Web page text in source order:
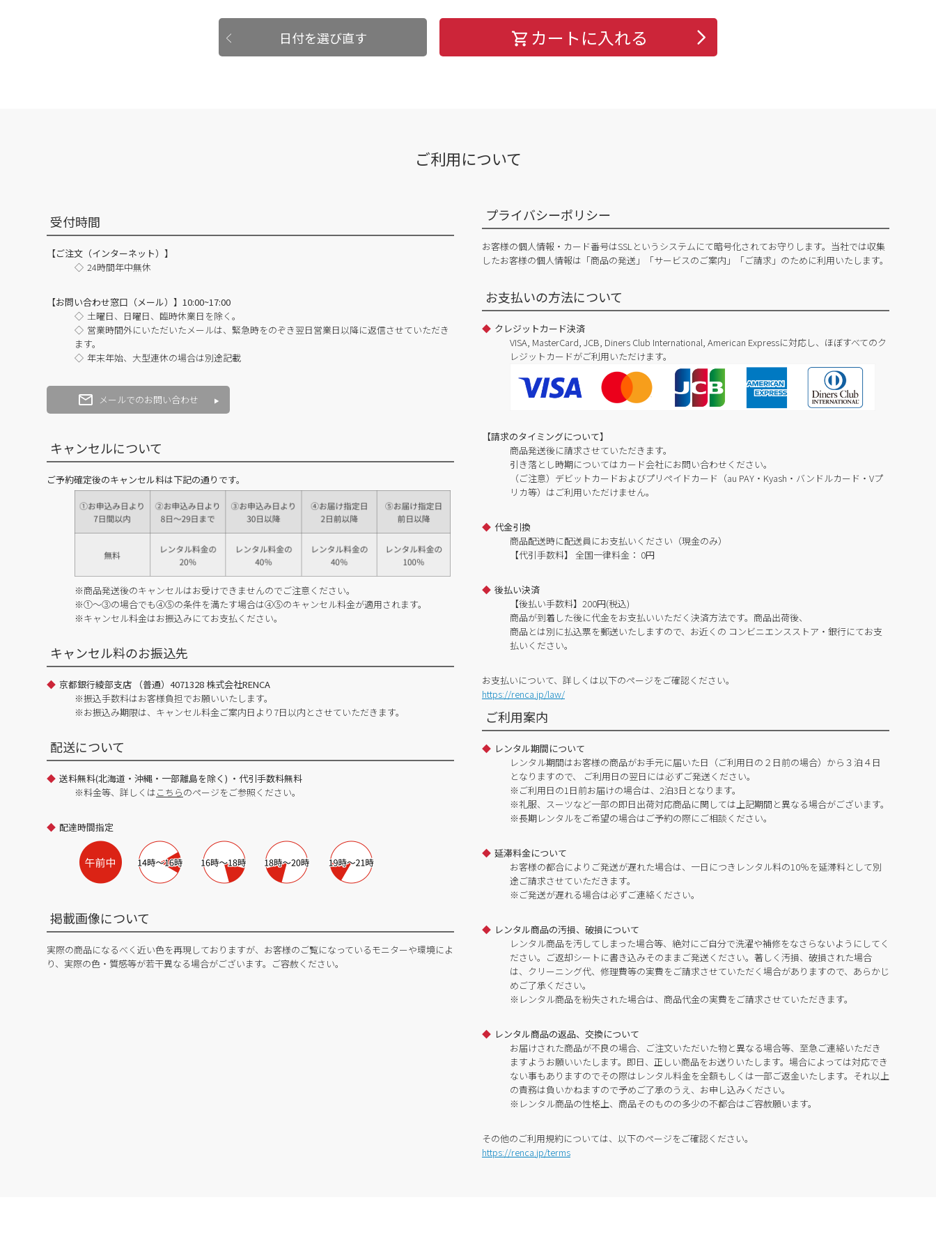
日付を選び直す カートに入れる
ご利用について
受付時間
【ご注文（インターネット）】
24時間年中無休
【お問い合わせ窓口（メール）】10:00~17:00
土曜日、日曜日、臨時休業日を除く。
営業時間外にいただいたメールは、緊急時をのぞき翌日営業日以降に返信させていただき
ます。
年末年始、大型連休の場合は別途記載
メールでのお問い合わせ
キャンセルについて
ご予約確定後のキャンセル料は下記の通りです。
※商品発送後のキャンセルはお受けできませんのでご注意ください。
※①～③の場合でも④⑤の条件を満たす場合は④⑤のキャンセル料金が適用されます。
※キャンセル料金はお振込みにてお支払ください。
キャンセル料のお振込先
京都銀行綾部支店 （普通）4071328 株式会社RENCA
※振込手数料はお客様負担でお願いいたします。
※お振込み期限は、キャンセル料金ご案内日より7日以内とさせていただきます。
配送について
送料無料(北海道・沖縄・一部離島を除く) ・代引手数料無料
※料金等、詳しくはこちらのページをご参照ください。
配達時間指定
掲載画像について
実際の商品になるべく近い色を再現しておりますが、お客様のご覧になっているモニターや環境によ
り、実際の色・質感等が若干異なる場合がございます。ご容赦ください。
プライバシーポリシー
お客様の個人情報・カード番号はSSLというシステムにて暗号化されてお守りします。当社では収集
したお客様の個人情報は「商品の発送」「サービスのご案内」「ご請求」のために利用いたします。
お支払いの方法について
クレジットカード決済
VISA, MasterCard, JCB, Diners Club International, American Expressに対応し、ほぼすべてのク
レジットカードがご利用いただけます。
【請求のタイミングについて】
商品発送後に請求させていただきます。
引き落とし時期についてはカード会社にお問い合わせください。
（ご注意）デビットカードおよびプリペイドカード（au PAY・Kyash・バンドルカード・Vプ
リカ等）はご利用いただけません。
代金引換
商品配送時に配送員にお支払いください（現金のみ）
【代引手数料】 全国一律料金： 0円
後払い決済
【後払い手数料】200円(税込)
商品が到着した後に代金をお支払いいただく決済方法です。商品出荷後、
商品とは別に払込票を郵送いたしますので、お近くの コンビニエンスストア・銀行にてお支
払いください。
お支払いについて、詳しくは以下のページをご確認ください。
https://renca.jp/law/
ご利用案内
レンタル期間について
レンタル期間はお客様の商品がお手元に届いた日（ご利用日の２日前の場合）から３泊４日
となりますので、 ご利用日の翌日には必ずご発送ください。
※ご利用日の1日前お届けの場合は、2泊3日となります。
※礼服、スーツなど一部の即日出荷対応商品に関しては上記期間と異なる場合がございます。
※長期レンタルをご希望の場合はご予約の際にご相談ください。
延滞料金について
お客様の都合によりご発送が遅れた場合は、一日につきレンタル料の10％を延滞料として別
途ご請求させていただきます。
※ご発送が遅れる場合は必ずご連絡ください。
レンタル商品の汚損、破損について
レンタル商品を汚してしまった場合等、絶対にご自分で洗濯や補修をなさらないようにしてく
ださい。ご返却シートに書き込みそのままご発送ください。著しく汚損、破損された場合
は、クリーニング代、修理費等の実費をご請求させていただく場合がありますので、あらかじ
めご了承ください。
※レンタル商品を紛失された場合は、商品代金の実費をご請求させていただきます。
レンタル商品の返品、交換について
お届けされた商品が不良の場合、ご注文いただいた物と異なる場合等、至急ご連絡いただき
ますようお願いいたします。即日、正しい商品をお送りいたします。場合によっては対応でき
ない事もありますのでその際はレンタル料金を全額もしくは一部ご返金いたします。それ以上
の責務は負いかねますので予めご了承のうえ、お申し込みください。
※レンタル商品の性格上、商品そのものの多少の不都合はご容赦願います。
その他のご利用規約については、以下のページをご確認ください。
https://renca.jp/terms